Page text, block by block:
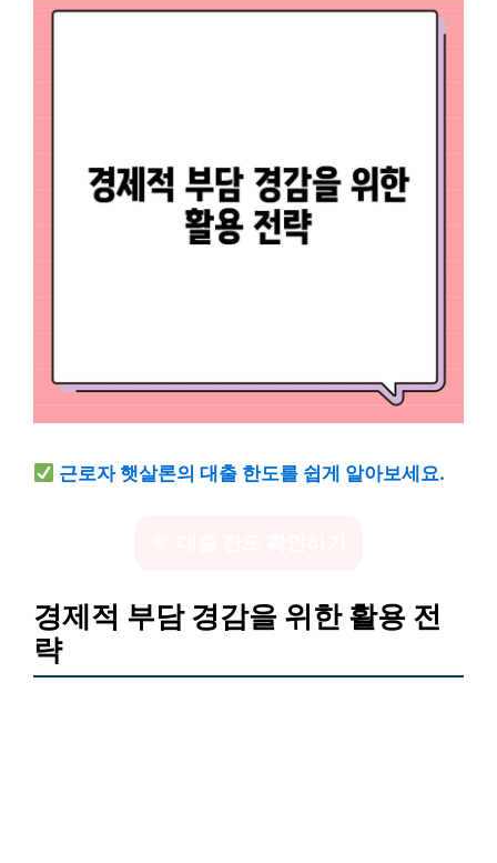
근로자 햇살론의 대출 한도를 쉽게 알아보세요.
경제적 부담 경감을 위한 활용 전
략